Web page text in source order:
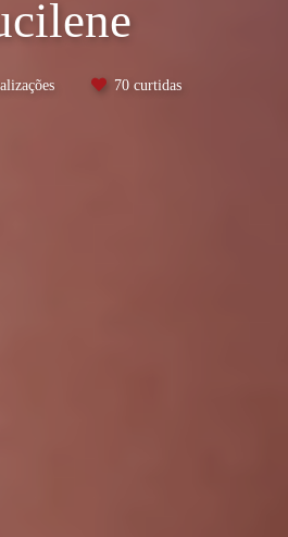
70 curtidas